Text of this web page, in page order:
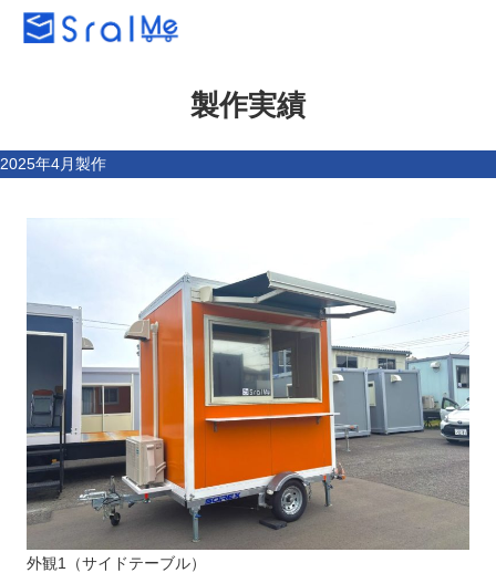
製作実績
2025年4月製作
外観1（サイドテーブル）